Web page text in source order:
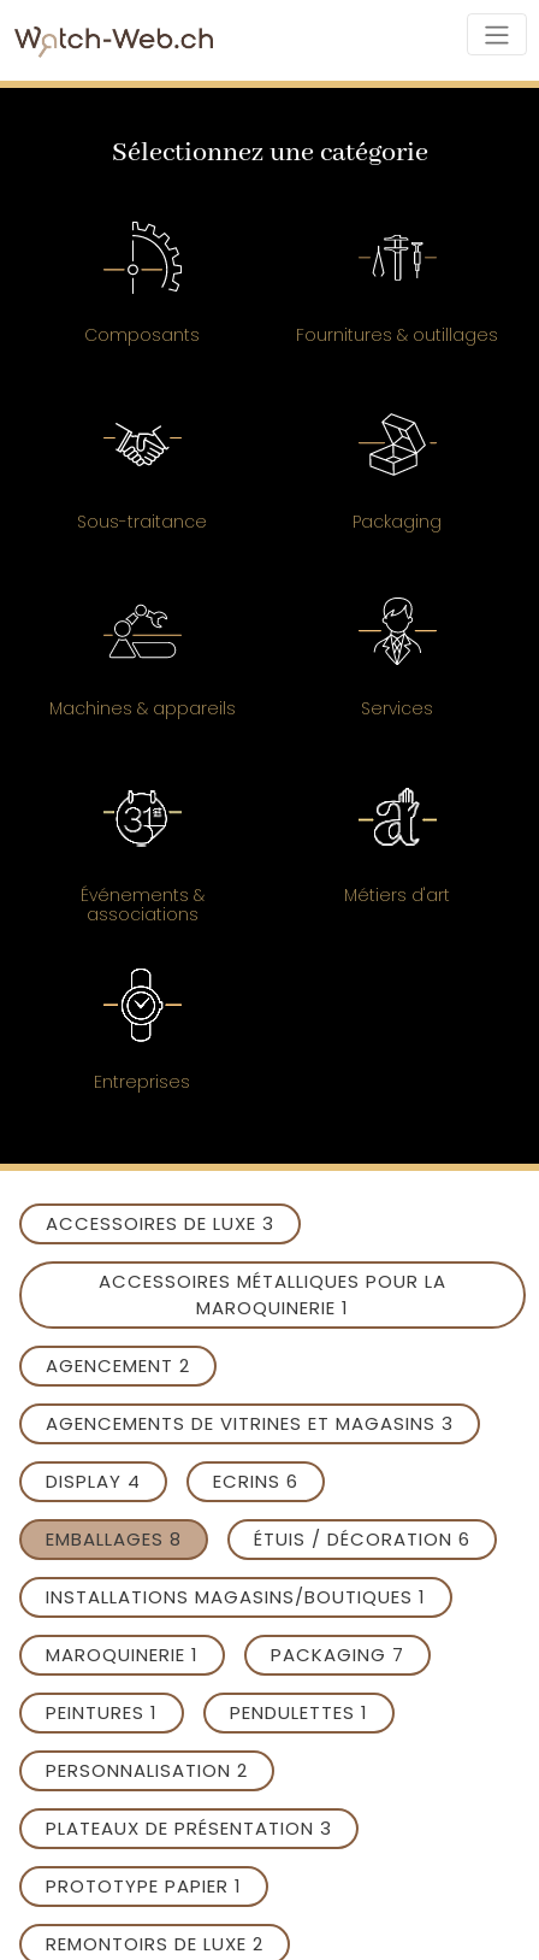
Sélectionnez une catégorie
Composants Fournitures & outillages
Sous-traitance Packaging
Machines & appareils Services
Événements &
associations
Métiers d'art
Entreprises
ACCESSOIRES DE LUXE 3
ACCESSOIRES MÉTALLIQUES POUR LA
MAROQUINERIE 1
AGENCEMENT 2
AGENCEMENTS DE VITRINES ET MAGASINS 3
DISPLAY 4 ECRINS 6
EMBALLAGES 8 ÉTUIS / DÉCORATION 6
INSTALLATIONS MAGASINS/BOUTIQUES 1
MAROQUINERIE 1 PACKAGING 7
PEINTURES 1 PENDULETTES 1
PERSONNALISATION 2
PLATEAUX DE PRÉSENTATION 3
PROTOTYPE PAPIER 1
REMONTOIRS DE LUXE 2